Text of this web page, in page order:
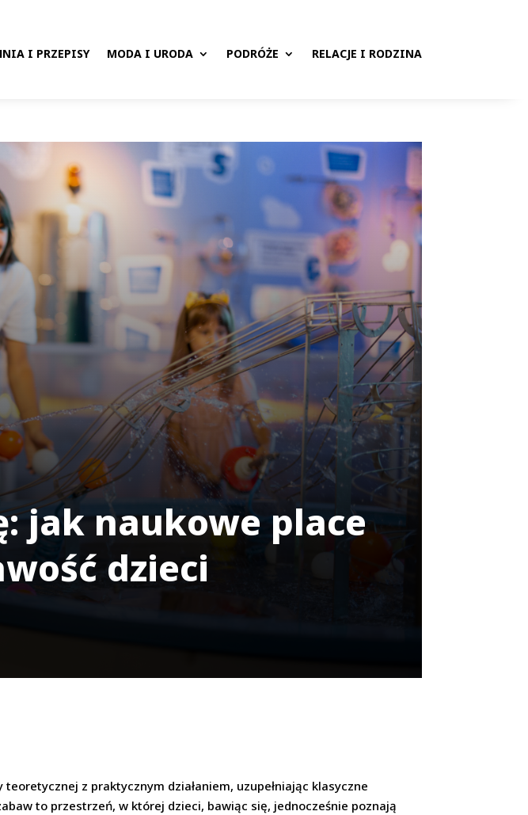
I PRZEPISY MODA I URODA PODRÓŻE RELACJE I RODZINA
jak naukowe place
dzieci
z praktycznym działaniem, uzupełniając klasyczne
to przestrzeń, w której dzieci, bawiąc się, jednocześnie poznają